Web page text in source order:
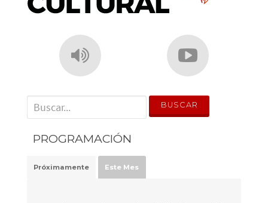
' . __('Search for:') . '
PROGRAMACIÓN
Próximamente Este Mes